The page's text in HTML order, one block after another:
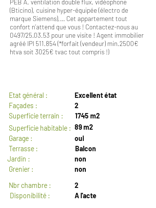
PEB A, ventilation double flux, vidéophone
(Bticino), cuisine hyper-équipée (électro de
marque Siemens),… Cet appartement tout
confort n’attend que vous ! Contactez-nous au
0497/25.03.53 pour une visite ! Agent immobilier
agréé IPI 511.854 (*forfait (vendeur) min.2500€
htva soit 3025€ tvac tout compris !)
Etat général :
Excellent état
Façades :
2
Superficie terrain :
1745 m2
Superficie habitable : 89 m2
Garage :
oui
Terrasse :
Balcon
Jardin :
non
Grenier :
non
Nbr chambre :
2
Disponibilité :
A l'acte